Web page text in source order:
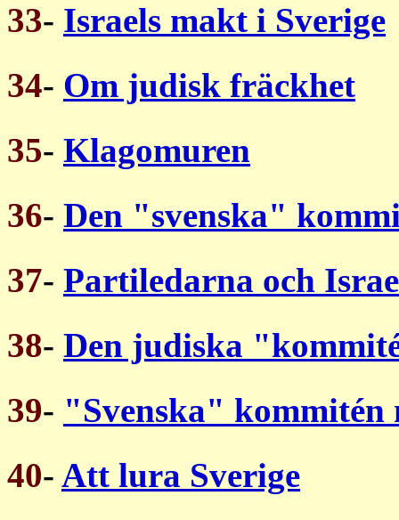
33- Israels makt i Sverige
34- Om judisk fräckhet
35- Klagomuren
36- Den "svenska"
37- Partiledarna och
38- Den judiska
39- "Svenska" kommitén
40- Att lura Sverige